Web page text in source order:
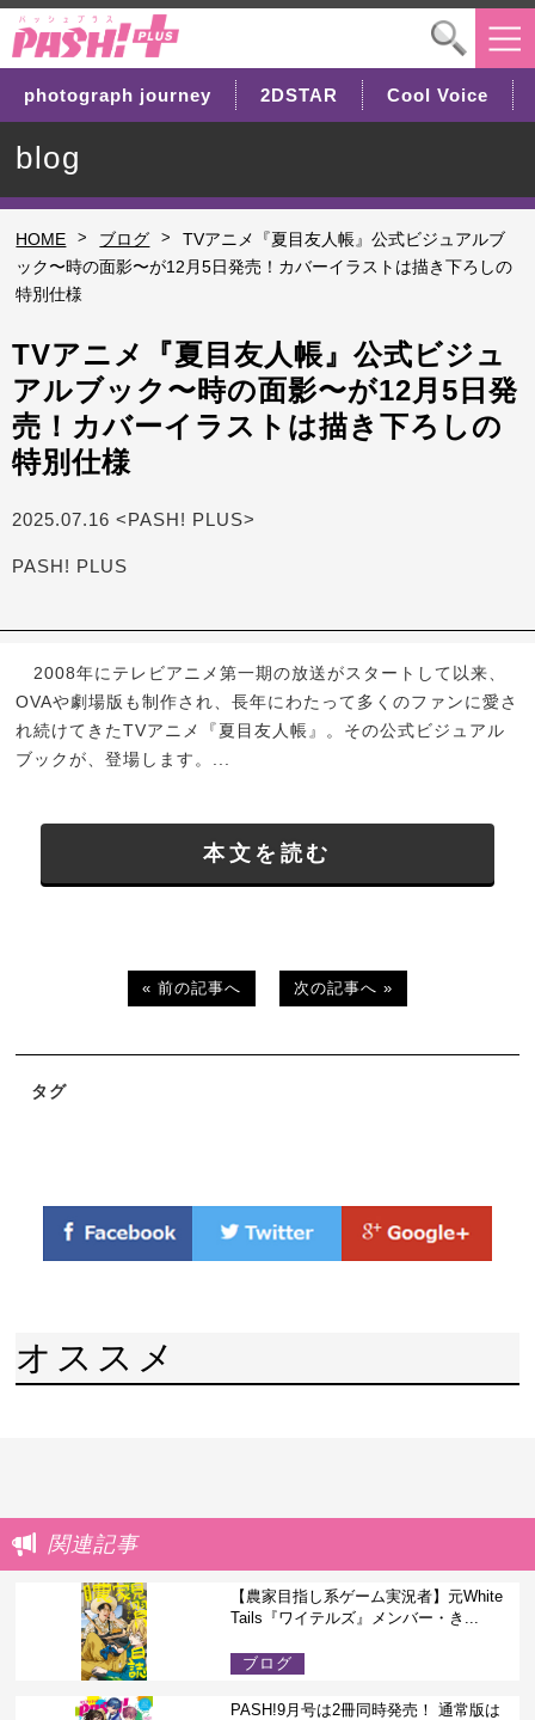
photograph journey 2DSTAR Cool Voice
blog
HOME > ブログ >
TVアニメ『夏目友人帳』公式ビジュアルブ
ック〜時の面影〜が12月5日発売！カバーイラストは描き下ろしの
特別仕様
TVアニメ『夏目友人帳』公式ビジュ
アルブック〜時の面影〜が12月5日発
売！カバーイラストは描き下ろしの
特別仕様
2025.07.16 <PASH! PLUS>
PASH! PLUS
2008年にテレビアニメ第一期の放送がスタートして以来、
OVAや劇場版も制作され、長年にわたって多くのファンに愛さ
れ続けてきたTVアニメ『夏目友人帳』。その公式ビジュアル
ブックが、登場します。...
本文を読む
« 前の記事へ 次の記事へ »
タグ
オススメ
関連記事
【農家目指し系ゲーム実況者】元White
Tails『ワイテルズ』メンバー・き...
ブログ
PASH!9月号は2冊同時発売！ 通常版は